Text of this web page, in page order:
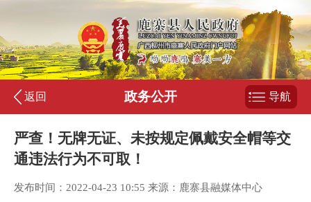
返回 政务公开 导航
严查！无牌无证、未按规定佩戴安全帽等交
通违法行为不可取！
发布时间：2022-04-23 10:55 来源：鹿寨县融媒体中心